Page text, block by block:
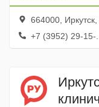
664000,
+7 (3952) 29-15-...